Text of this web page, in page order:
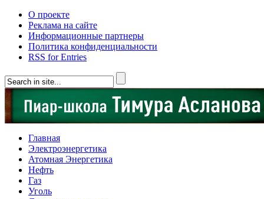
О проекте
Реклама на сайте
Информационные партнеры
Политика конфиденциальности
RSS for Entries
Главная
Электроэнергетика
Атомная Энергетика
Нефть
Газ
Уголь